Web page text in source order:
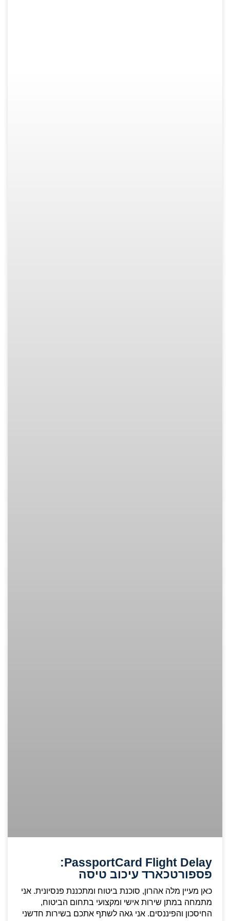
PassportCard Flight Delay:
פספורטכארד עיכוב טיסה
כאן מעיין מלה אהרון, סוכנת ביטוח ומתכננת פנסיונית. אני
מתמחה במתן שירות אישי ומקצועי בתחום הביטוח,
החיסכון והפיננסים. אני גאה לשתף אתכם בשירות חדשני